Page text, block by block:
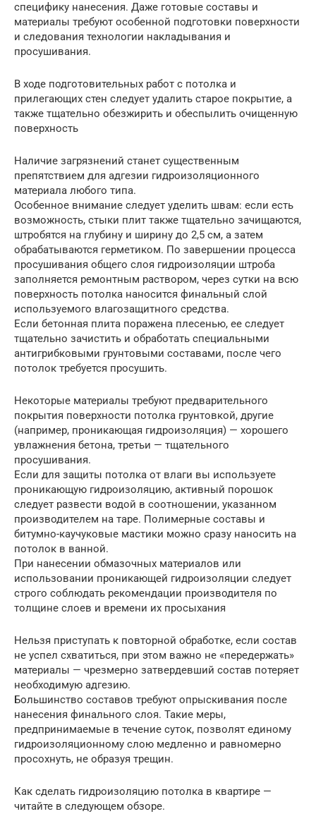
специфику нанесения. Даже готовые составы и
материалы требуют особенной подготовки поверхности
и следования технологии накладывания и
просушивания.
В ходе подготовительных работ с потолка и
прилегающих стен следует удалить старое покрытие, а
также тщательно обезжирить и обеспылить очищенную
поверхность
Наличие загрязнений станет существенным
препятствием для адгезии гидроизоляционного
материала любого типа.
Особенное внимание следует уделить швам: если есть
возможность, стыки плит также тщательно зачищаются,
штробятся на глубину и ширину до 2,5 см, а затем
обрабатываются герметиком. По завершении процесса
просушивания общего слоя гидроизоляции штроба
заполняется ремонтным раствором, через сутки на всю
поверхность потолка наносится финальный слой
используемого влагозащитного средства.
Если бетонная плита поражена плесенью, ее следует
тщательно зачистить и обработать специальными
антигрибковыми грунтовыми составами, после чего
потолок требуется просушить.
Некоторые материалы требуют предварительного
покрытия поверхности потолка грунтовкой, другие
(например, проникающая гидроизоляция) — хорошего
увлажнения бетона, третьи — тщательного
просушивания.
Если для защиты потолка от влаги вы используете
проникающую гидроизоляцию, активный порошок
следует развести водой в соотношении, указанном
производителем на таре. Полимерные составы и
битумно-каучуковые мастики можно сразу наносить на
потолок в ванной.
При нанесении обмазочных материалов или
использовании проникающей гидроизоляции следует
строго соблюдать рекомендации производителя по
толщине слоев и времени их просыхания
Нельзя приступать к повторной обработке, если состав
не успел схватиться, при этом важно не «передержать»
материалы — чрезмерно затвердевший состав потеряет
необходимую адгезию.
Большинство составов требуют опрыскивания после
нанесения финального слоя. Такие меры,
предпринимаемые в течение суток, позволят единому
гидроизоляционному слою медленно и равномерно
просохнуть, не образуя трещин.
Как сделать гидроизоляцию потолка в квартире —
читайте в следующем обзоре.